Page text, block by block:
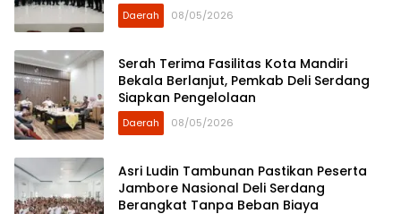
Daerah 08/05/2026
Serah Terima Fasilitas Kota Mandiri
Bekala Berlanjut, Pemkab Deli Serdang
Siapkan Pengelolaan
Daerah 08/05/2026
Asri Ludin Tambunan Pastikan Peserta
Jambore Nasional Deli Serdang
Berangkat Tanpa Beban Biaya